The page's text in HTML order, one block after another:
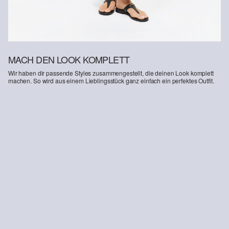
MACH DEN LOOK KOMPLETT
Wir haben dir passende Styles zusammengestellt, die deinen Look komplett
machen. So wird aus einem Lieblingsstück ganz einfach ein perfektes Outfit.